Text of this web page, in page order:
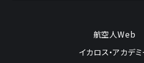
航空人Web
イカロス・アカデ